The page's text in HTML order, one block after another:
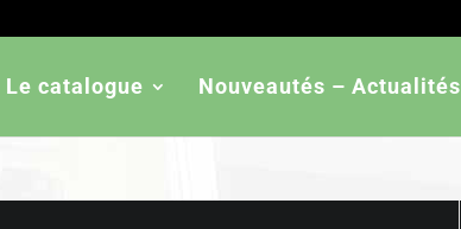
Le catalogue Nouveautés – Actualités